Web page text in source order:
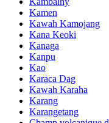
Kamen
Kawah Kamojang
Kana Keoki
Kanaga
Kanpu
Kao
Karaca Dag
Kawah Karaha
Karang
Karangetang